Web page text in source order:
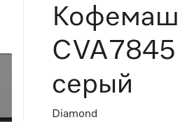
серый
Diamond